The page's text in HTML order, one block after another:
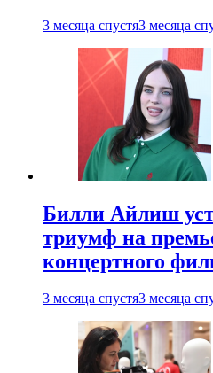
3 месяца спустя3 месяца
Билли Айлиш
триумф на
концертного
3 месяца спустя3 месяца